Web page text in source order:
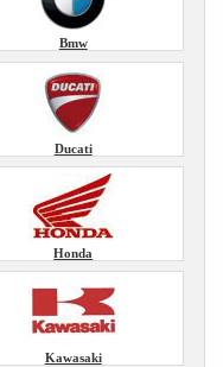
Bmw
Ducati
Honda
Kawasaki